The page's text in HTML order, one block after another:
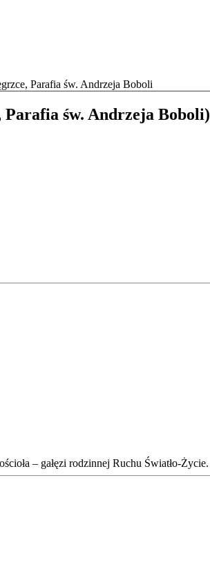
Parafia św. Andrzeja Boboli
św. Andrzeja Boboli)
– gałęzi rodzinnej Ruchu Światło-Życie.